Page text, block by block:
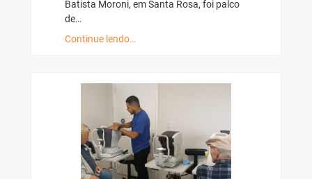
Batista Moroni, em Santa Rosa, foi palco
de…
Continue lendo…